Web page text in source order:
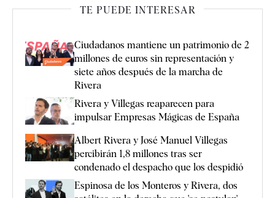
TE PUEDE INTERESAR
Ciudadanos mantiene un patrimonio de 2
millones de euros sin representación y
siete años después de la marcha de
Rivera
Rivera y Villegas reaparecen para
impulsar Empresas Mágicas de España
Albert Rivera y José Manuel Villegas
percibirán 1,8 millones tras ser
condenado el despacho que los despidió
Espinosa de los Monteros y Rivera, dos